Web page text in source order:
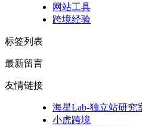
网站工具
跨境经验
标签列表
最新留言
友情链接
海星Lab-独立站研究
小虎跨境